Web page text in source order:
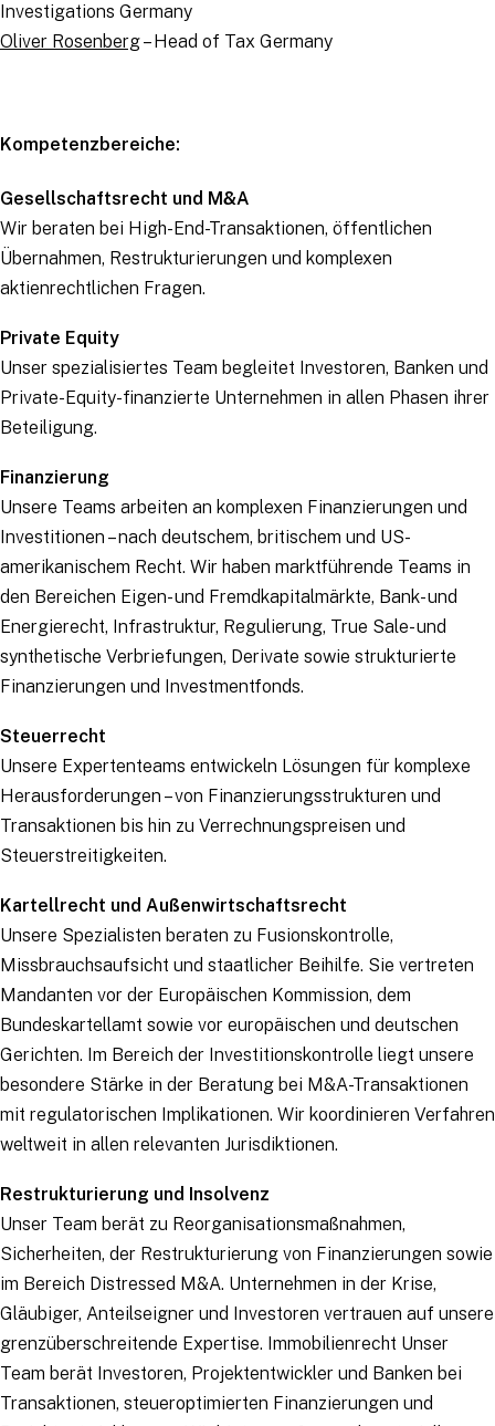
Investigations Germany
Oliver Rosenberg– Head of Tax Germany
Kompetenzbereiche:
Gesellschaftsrecht und M&A
Wir beraten bei High-End-Transaktionen, öffentlichen
Übernahmen, Restrukturierungen und komplexen
aktienrechtlichen Fragen.
Private Equity
Unser spezialisiertes Team begleitet Investoren, Banken und
Private-Equity-finanzierte Unternehmen in allen Phasen ihrer
Beteiligung.
Finanzierung
Unsere Teams arbeiten an komplexen Finanzierungen und
Investitionen – nach deutschem, britischem und US-
amerikanischem Recht. Wir haben marktführende Teams in
den Bereichen Eigen- und Fremdkapitalmärkte, Bank- und
Energierecht, Infrastruktur, Regulierung, True Sale- und
synthetische Verbriefungen, Derivate sowie strukturierte
Finanzierungen und Investmentfonds.
Steuerrecht
Unsere Expertenteams entwickeln Lösungen für komplexe
Herausforderungen – von Finanzierungsstrukturen und
Transaktionen bis hin zu Verrechnungspreisen und
Steuerstreitigkeiten.
Kartellrecht und Außenwirtschaftsrecht
Unsere Spezialisten beraten zu Fusionskontrolle,
Missbrauchsaufsicht und staatlicher Beihilfe. Sie vertreten
Mandanten vor der Europäischen Kommission, dem
Bundeskartellamt sowie vor europäischen und deutschen
Gerichten. Im Bereich der Investitionskontrolle liegt unsere
besondere Stärke in der Beratung bei M&A-Transaktionen
mit regulatorischen Implikationen. Wir koordinieren Verfahren
weltweit in allen relevanten Jurisdiktionen.
Restrukturierung und Insolvenz
Unser Team berät zu Reorganisationsmaßnahmen,
Sicherheiten, der Restrukturierung von Finanzierungen sowie
im Bereich Distressed M&A. Unternehmen in der Krise,
Gläubiger, Anteilseigner und Investoren vertrauen auf unsere
grenzüberschreitende Expertise. Immobilienrecht Unser
Team berät Investoren, Projektentwickler und Banken bei
Transaktionen, steueroptimierten Finanzierungen und